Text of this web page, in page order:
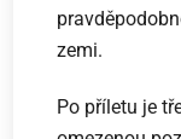
zemi.
Po příletu je